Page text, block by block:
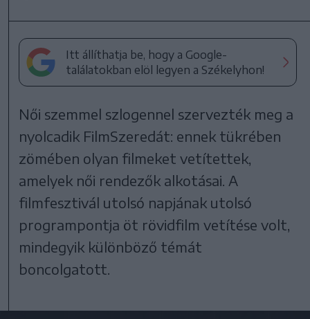
Itt állíthatja be, hogy a Google-
találatokban elöl legyen a Székelyhon!
Női szemmel szlogennel szervezték meg a
nyolcadik FilmSzeredát: ennek tükrében
zömében olyan filmeket vetítettek,
amelyek női rendezők alkotásai. A
filmfesztivál utolsó napjának utolsó
programpontja öt rövidfilm vetítése volt,
mindegyik különböző témát
boncolgatott.